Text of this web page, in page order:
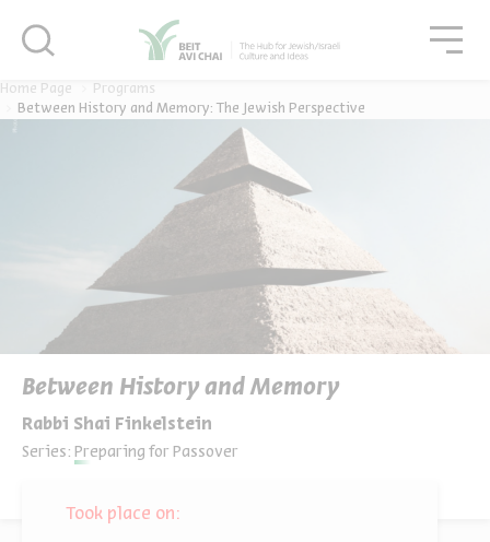
Home Page
Programs
Between History and Memory: The Jewish Perspective
Between History and Memory
Rabbi Shai Finkelstein
Series: Preparing for Passover
Took place on: